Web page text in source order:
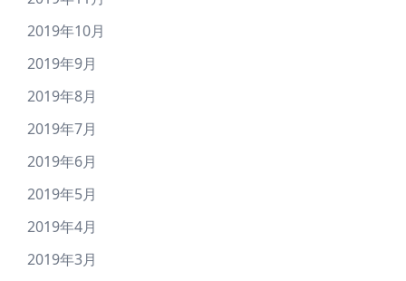
2019年10月
2019年9月
2019年8月
2019年7月
2019年6月
2019年5月
2019年4月
2019年3月